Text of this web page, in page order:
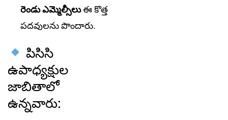
రెండు ఎమ్మెల్సీలుఈ కొత్త
పదవులను పొందారు.
పిసిసి
ఉపాధ్యక్షుల
జాబితాలో
ఉన్నవారు: